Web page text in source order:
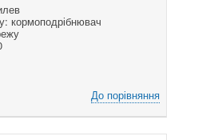
кормоподрібнювач
До порівняння